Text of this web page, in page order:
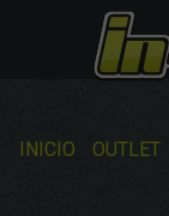
INICIO OUTLET